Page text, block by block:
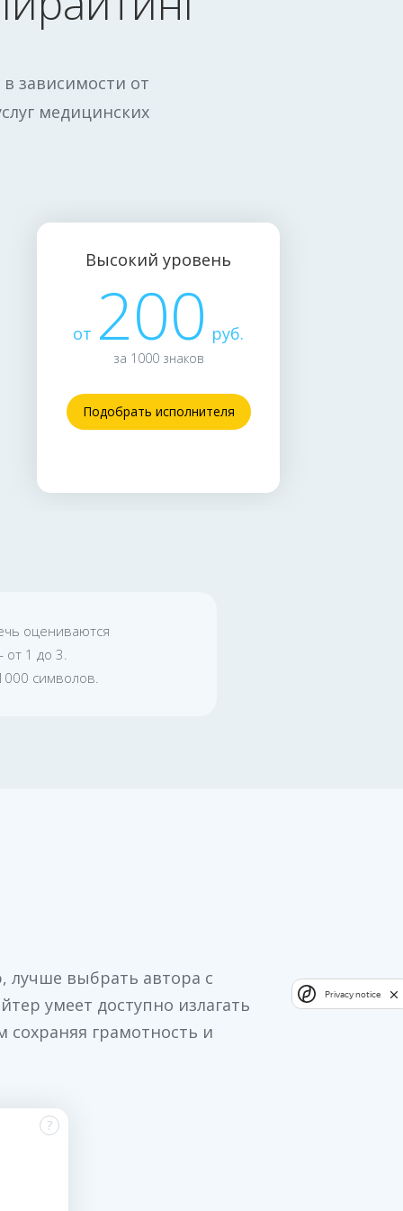
зависимости от
медицинских
Высокий уровень
от 200 руб.
за 1000 знаков
Подобрать исполнителя
оцениваются
от 1 до 3.
символов.
выбрать автора с
умеет доступно излагать
грамотность и
?
Privacy notice